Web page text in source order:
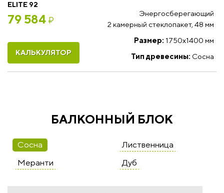
ELITE 92
79 584 ₽
Энергосберегающий
2 камерный стеклопакет, 48 мм
Размер: 1750x1400 мм
Тип древесины: Сосна
КАЛЬКУЛЯТОР
БАЛКОННЫЙ БЛОК
Сосна
Лиственница
Меранти
Дуб